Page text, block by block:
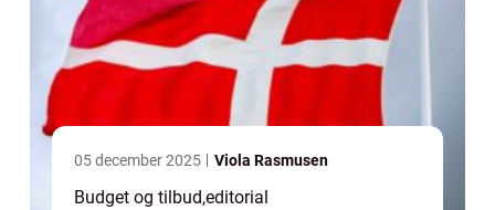
05 december 2025 Viola Rasmusen
Budget og tilbud,editorial